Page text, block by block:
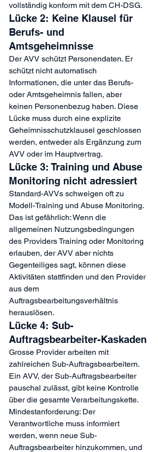
vollständig konform mit dem CH-DSG.
Lücke 2: Keine Klausel für
Berufs- und
Amtsgeheimnisse
Der AVV schützt Personendaten. Er
schützt nicht automatisch
Informationen, die unter das Berufs-
oder Amtsgeheimnis fallen, aber
keinen Personenbezug haben. Diese
Lücke muss durch eine explizite
Geheimnisschutzklausel geschlossen
werden, entweder als Ergänzung zum
AVV oder im Hauptvertrag.
Lücke 3: Training und Abuse
Monitoring nicht adressiert
Standard-AVVs schweigen oft zu
Modell-Training und Abuse Monitoring.
Das ist gefährlich: Wenn die
allgemeinen Nutzungsbedingungen
des Providers Training oder Monitoring
erlauben, der AVV aber nichts
Gegenteiliges sagt, können diese
Aktivitäten stattfinden und den Provider
aus dem
Auftragsbearbeitungsverhältnis
herauslösen.
Lücke 4: Sub-
Auftragsbearbeiter-Kaskaden
Grosse Provider arbeiten mit
zahlreichen Sub-Auftragsbearbeitern.
Ein AVV, der Sub-Auftragsbearbeiter
pauschal zulässt, gibt keine Kontrolle
über die gesamte Verarbeitungskette.
Mindestanforderung: Der
Verantwortliche muss informiert
werden, wenn neue Sub-
Auftragsbearbeiter hinzukommen, und